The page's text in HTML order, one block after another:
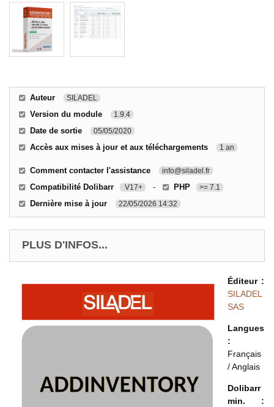
Auteur SILADEL
Version du module 1.9.4
Date de sortie 05/05/2020
Accès aux mises à jour et aux téléchargements 1 an
Comment contacter l'assistance info@siladel.fr
Compatibilité Dolibarr V17+ - PHP >= 7.1
Dernière mise à jour 22/05/2026 14:32
PLUS D'INFOS...
Éditeur :
SILADEL
SAS
Langues
:
Français
/ Anglais
Dolibarr
min. :